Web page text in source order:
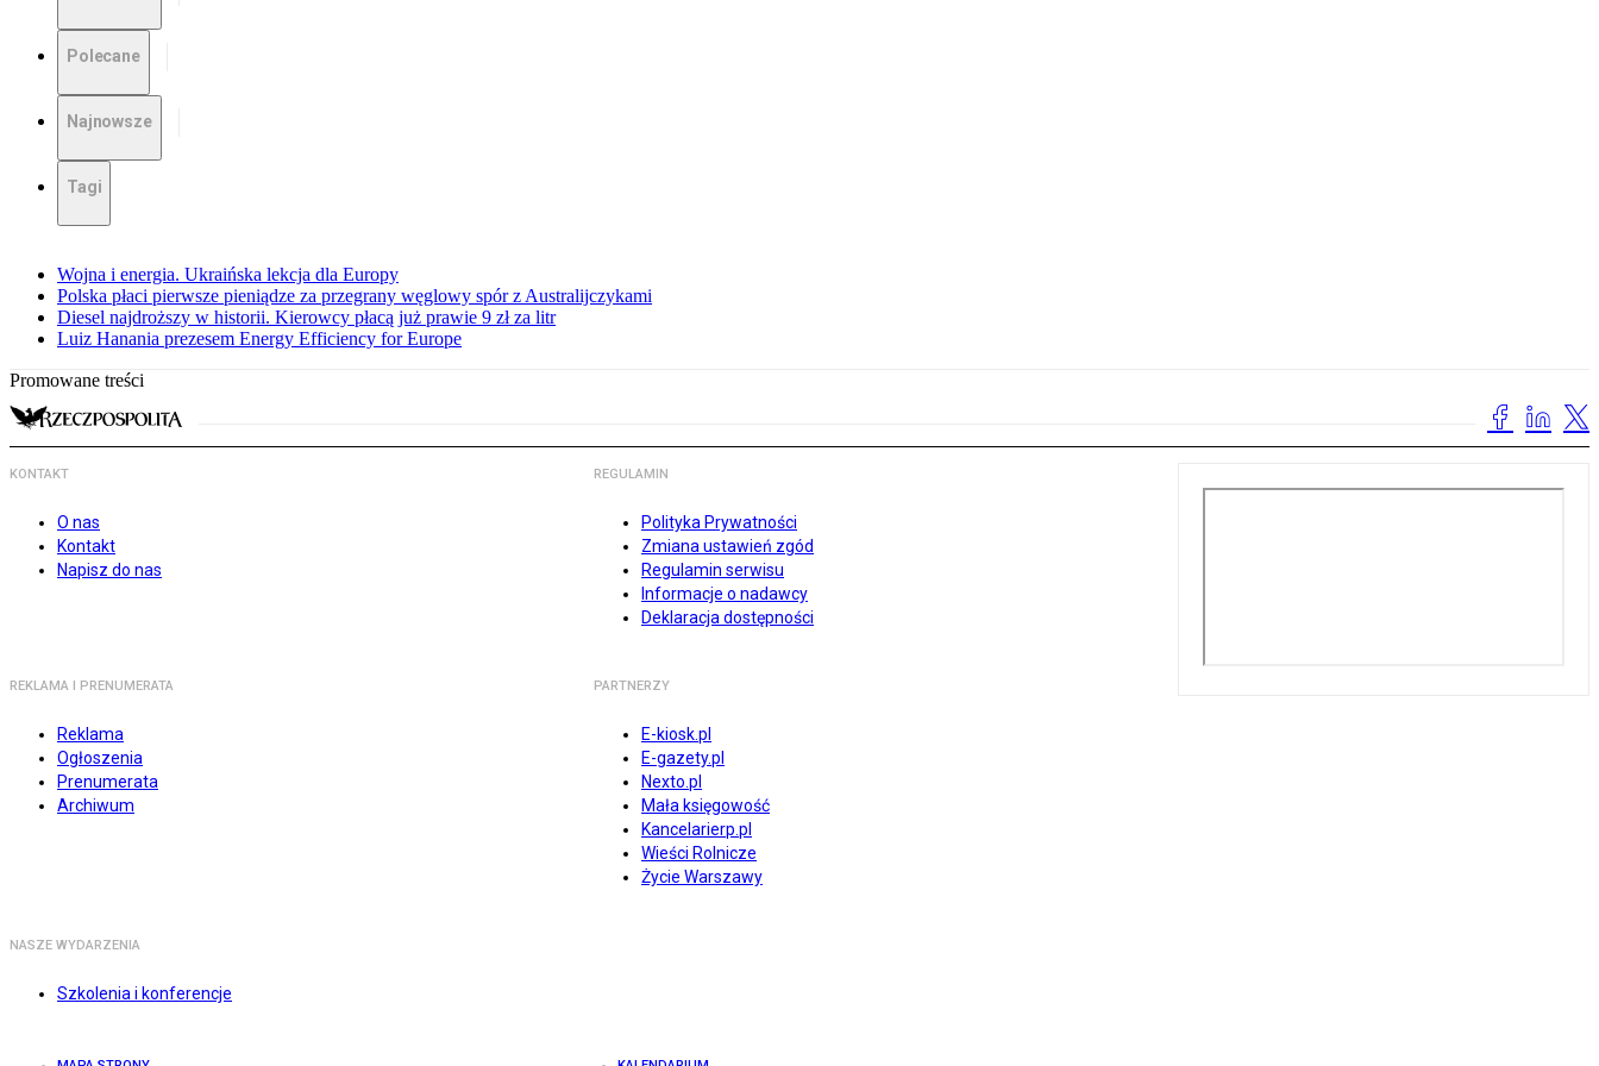
Polecane
Najnowsze
Tagi
Wojna i energia. Ukraińska lekcja dla Europy
Polska płaci pierwsze pieniądze za przegrany węglowy spór z Australijczykami
Diesel najdroższy w historii. Kierowcy płacą już prawie 9 zł za litr
Luiz Hanania prezesem Energy Efficiency for Europe
Promowane treści
KONTAKT
O nas
Kontakt
Napisz do nas
REGULAMIN
Polityka Prywatności
Zmiana ustawień zgód
Regulamin serwisu
Informacje o nadawcy
Deklaracja dostępności
REKLAMA I PRENUMERATA
Reklama
Ogłoszenia
Prenumerata
Archiwum
PARTNERZY
E-kiosk.pl
E-gazety.pl
Nexto.pl
Mała księgowość
Kancelarierp.pl
Wieści Rolnicze
Życie Warszawy
NASZE WYDARZENIA
Szkolenia i konferencje